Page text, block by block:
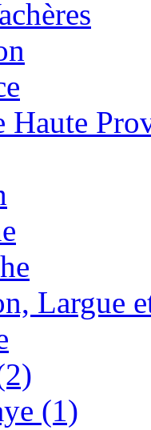
Haute
Largue
(1)